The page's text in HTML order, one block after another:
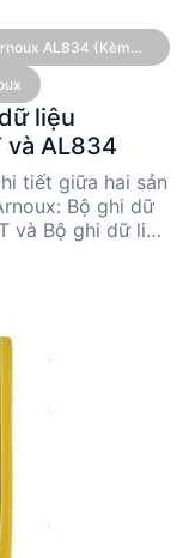
AL834 (kèm
liệu
và AL834
tiết giữa hai sản
Bộ ghi dữ
và Bộ ghi dữ liệu
đa kênh với